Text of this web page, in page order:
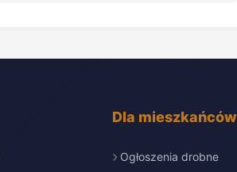
Dla mieszkańców
Ogłoszenia drobne